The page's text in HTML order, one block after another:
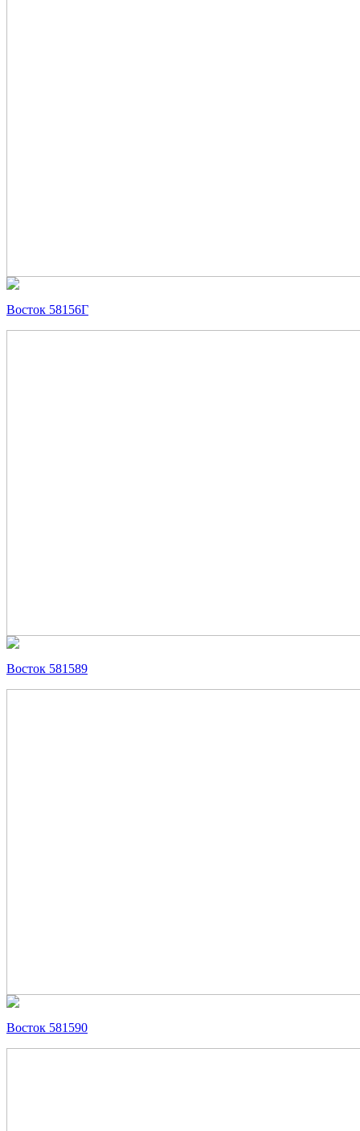
Восток 58156Г
Восток 581589
Восток 581590